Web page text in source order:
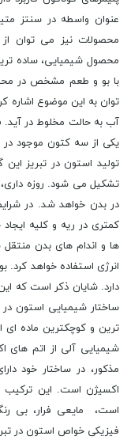
عنوان واسطه در سنتز
محصولات نیز می توان
محصول شیمیایی، ساده
با بو و طعم مشخص در
توان به این موضوع اشاره
آب به حالت مخلوط در
یکی از سه کتون موجود
تولید استون در تبریز
تشکیل می شود. روزه
در بدن خواهد شد. در
کمتری در ریه و کلیه
ها و اندام های بدن منتقل
انرژی استفاده خواهد کرد.
دارد. شایان ذکر است که
ساختار شیمیایی استون
ترین و کوچکترین ماده
شیمیایی آلی از اتم های
مذکور، در ساختار خود
اکسیژن است. این ترکیب
است، مایعی فرار، بی
فیزیکی خواص استون در